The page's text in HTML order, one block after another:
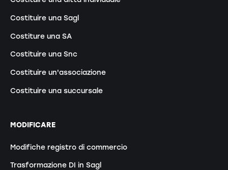
Costituire una Sagl
Costiture una SA
Costituire una Snc
Costituire un'associazione
Costituire una succursale
MODIFICARE
Modifiche registro di commercio
Trasformazione DI in Sagl